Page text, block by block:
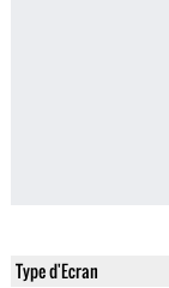
Type d'Ecran